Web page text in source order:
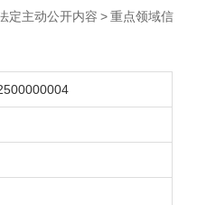
定主动公开内容 > 重点领域信